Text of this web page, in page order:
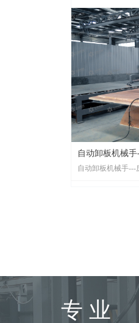
涂胶机---家具
涂胶机---家具板/
一直致力于自动化
研发制造超长尺寸
自动卸板机械
自动卸板机械手---
专业